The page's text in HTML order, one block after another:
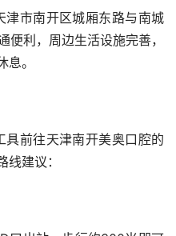
利，周边生活设施完善，
。
建议：